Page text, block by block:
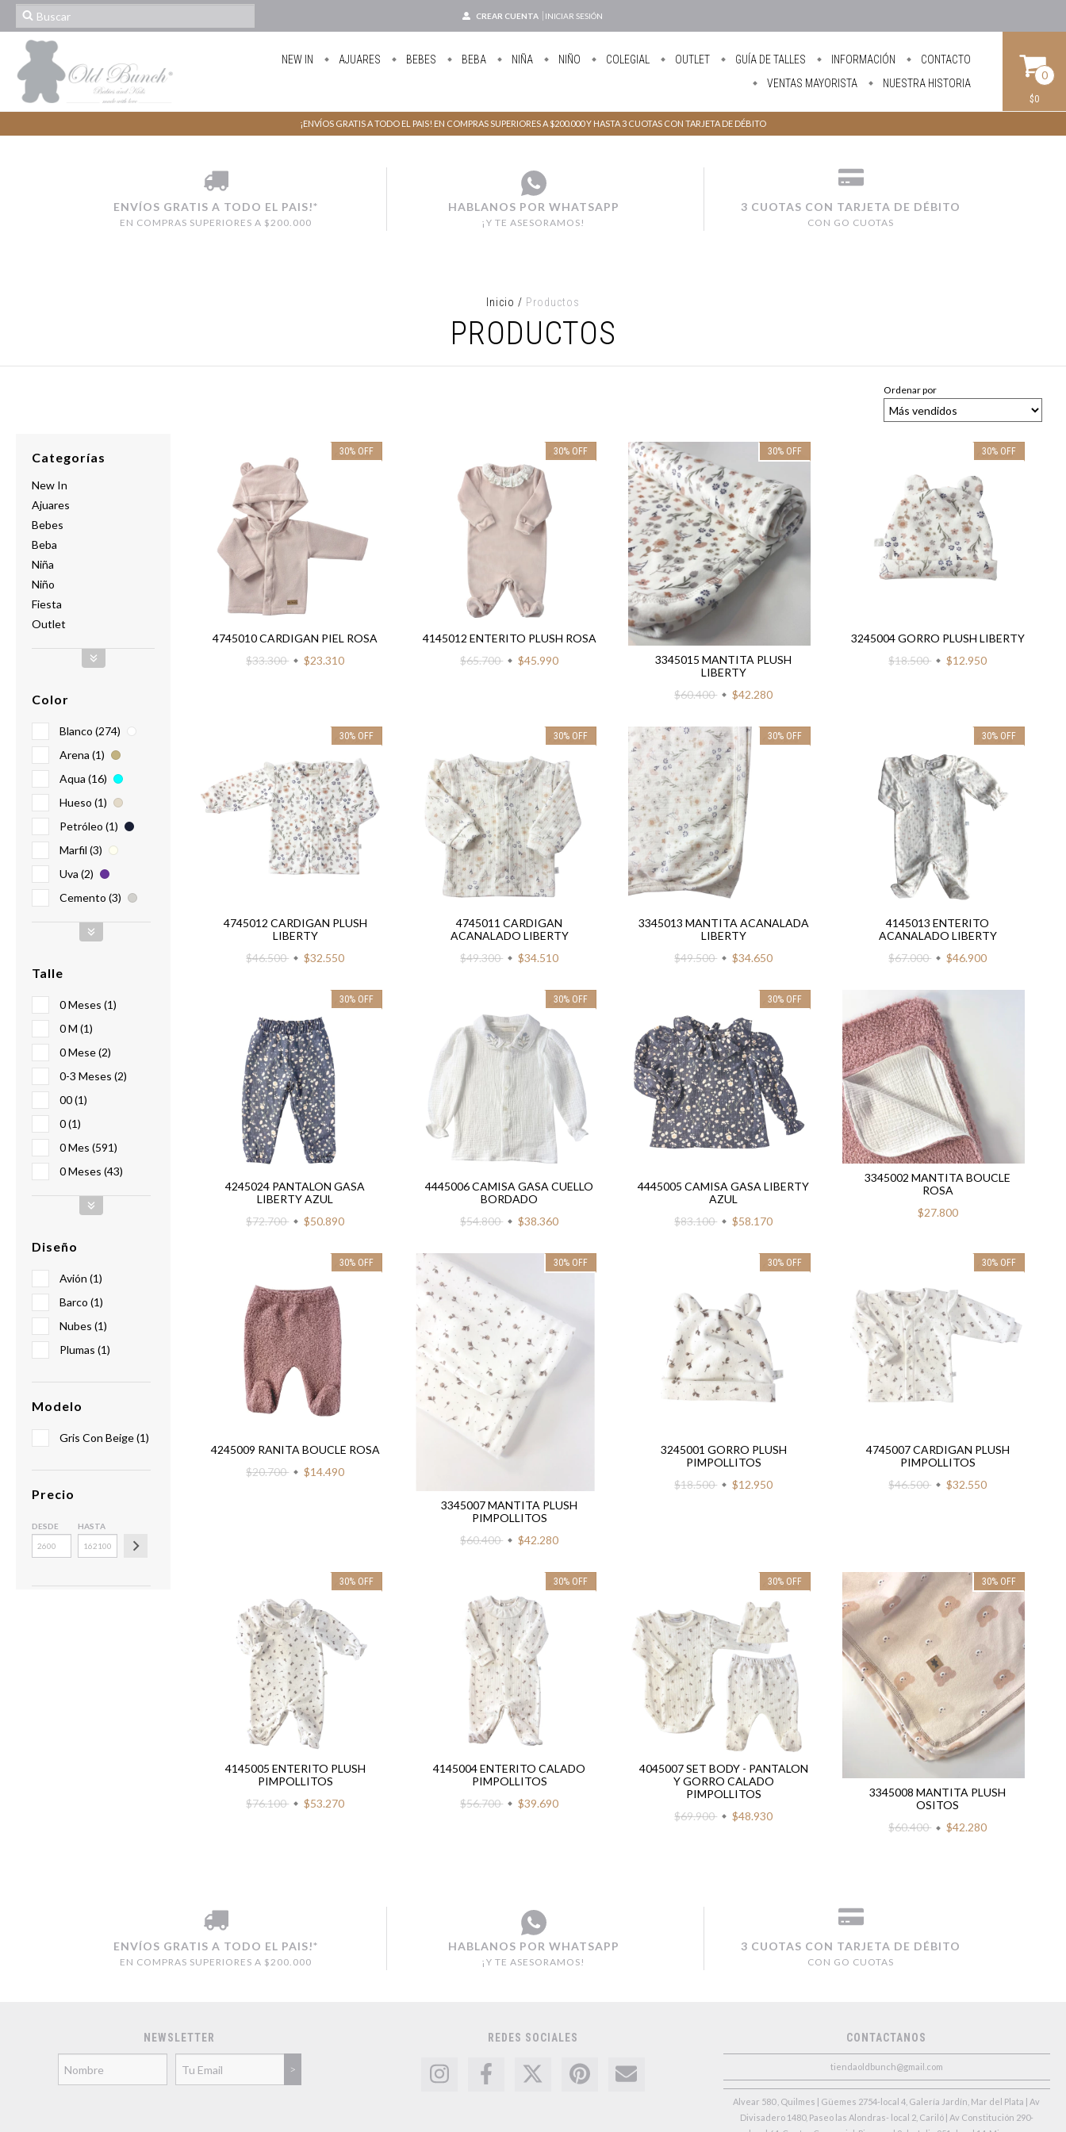
CREAR CUENTA INICIAR SESIÓN
NEW IN AJUARES BEBES BEBA NIÑA NIÑO COLEGIAL OUTLET GUÍA DE TALLES INFORMACIÓN
CONTACTO
VENTAS MAYORISTA
NUESTRA HISTORIA
0
$0
¡ENVÍOS GRATIS A TODO EL PAIS! EN COMPRAS SUPERIORES A $200.000 Y HASTA 3 CUOTAS CON TARJETA DE DÉBITO
ENVÍOS GRATIS A TODO EL PAIS!*
EN COMPRAS SUPERIORES A $200.000
HABLANOS POR WHATSAPP
¡Y TE ASESORAMOS!
3 CUOTAS CON TARJETA DE DÉBITO
CON GO CUOTAS
Inicio / Productos
PRODUCTOS
Ordenar por
Categorías
New In
Ajuares
Bebes
Beba
Niña
Niño
Fiesta
Outlet
Color
Blanco (274)
Arena (1)
Aqua (16)
Hueso (1)
Petróleo (1)
Marfil (3)
Uva (2)
Cemento (3)
Talle
0 Meses (1)
0 M (1)
0 Mese (2)
0-3 Meses (2)
00 (1)
0 (1)
0 Mes (591)
0 Meses (43)
Diseño
Avión (1)
Barco (1)
Nubes (1)
Plumas (1)
Modelo
Gris Con Beige (1)
Precio
DESDE HASTA
30% OFF
4745010 CARDIGAN PIEL ROSA
$33.300
$23.310
30% OFF
4145012 ENTERITO PLUSH ROSA
$65.700
$45.990
30% OFF
3345015 MANTITA PLUSH
LIBERTY
$60.400
$42.280
30% OFF
3245004 GORRO PLUSH LIBERTY
$18.500
$12.950
30% OFF
4745012 CARDIGAN PLUSH
LIBERTY
$46.500
$32.550
30% OFF
4745011 CARDIGAN
ACANALADO LIBERTY
$49.300
$34.510
30% OFF
3345013 MANTITA ACANALADA
LIBERTY
$49.500
$34.650
30% OFF
4145013 ENTERITO
ACANALADO LIBERTY
$67.000
$46.900
30% OFF
4245024 PANTALON GASA
LIBERTY AZUL
$72.700
$50.890
30% OFF
4445006 CAMISA GASA CUELLO
BORDADO
$54.800
$38.360
30% OFF
4445005 CAMISA GASA LIBERTY
AZUL
$83.100
$58.170
3345002 MANTITA BOUCLE
ROSA
$27.800
30% OFF
4245009 RANITA BOUCLE ROSA
$20.700
$14.490
30% OFF
3345007 MANTITA PLUSH
PIMPOLLITOS
$60.400
$42.280
30% OFF
3245001 GORRO PLUSH
PIMPOLLITOS
$18.500
$12.950
30% OFF
4745007 CARDIGAN PLUSH
PIMPOLLITOS
$46.500
$32.550
30% OFF
4145005 ENTERITO PLUSH
PIMPOLLITOS
$76.100
$53.270
30% OFF
4145004 ENTERITO CALADO
PIMPOLLITOS
$56.700
$39.690
30% OFF
4045007 SET BODY - PANTALON
Y GORRO CALADO
PIMPOLLITOS
$69.900
$48.930
30% OFF
3345008 MANTITA PLUSH
OSITOS
$60.400
$42.280
ENVÍOS GRATIS A TODO EL PAIS!*
EN COMPRAS SUPERIORES A $200.000
HABLANOS POR WHATSAPP
¡Y TE ASESORAMOS!
3 CUOTAS CON TARJETA DE DÉBITO
CON GO CUOTAS
NEWSLETTER REDES SOCIALES CONTACTANOS
tiendaoldbunch@gmail.com
Alvear 580 , Quilmes | Güemes 2754-local 4, Galería Jardín, Mar del Plata | Av
Divisadero 1480, Paseo las Alondras- local 2, Cariló | Av Constitución 290-